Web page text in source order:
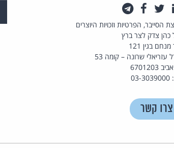
לינקדאין
טוויטרפייסבוק
הסייבר, הפרטיות וזכויות היוצרים
כהן צדק לצר ברץ
בגין 121
עזריאלי שרונה – קומה 53
6701203
צרו קשר